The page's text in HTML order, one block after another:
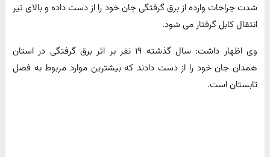
شدت جراحات وارده از برق گرفتگی جان خود را از دست داده و بالای تیر
انتقال کابل گرفتار می شود.
وی اظهار داشت: سال گذشته ۱۹ نفر بر اثر برق گرفتگی در استان
همدان جان خود را از دست دادند که بیشترین موارد مربوط به فصل
تابستان است.